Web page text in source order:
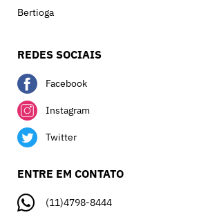
Bertioga
REDES SOCIAIS
Facebook
Instagram
Twitter
ENTRE EM CONTATO
(11)4798-8444